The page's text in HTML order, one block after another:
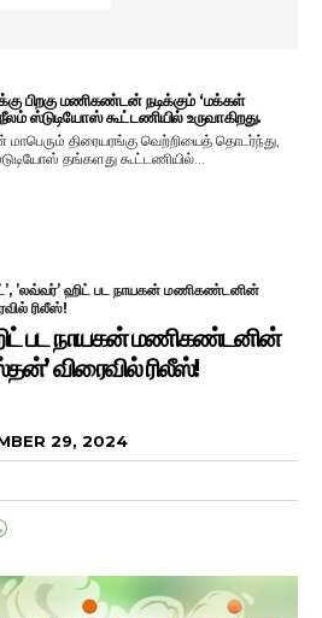
பிறகு மணிகண்டன் நடிக்கும் ‘மக்கள்
ஸ்டுடியோஸ் கூட்டணியில் உருவாகிறது.
திரையரங்கு வெற்றியைத் தொடர்ந்து,
தங்களது கூட்டணியில்...